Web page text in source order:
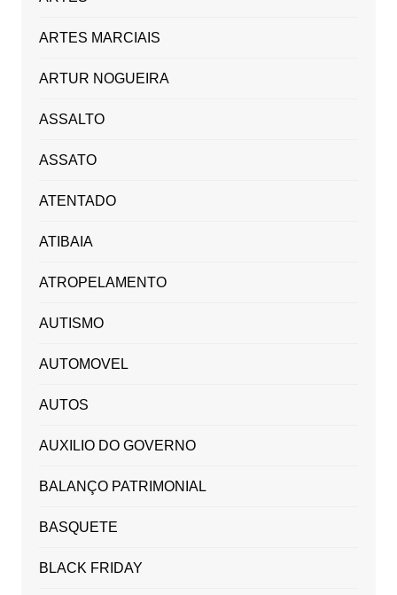
ARTES MARCIAIS
ARTUR NOGUEIRA
ASSALTO
ASSATO
ATENTADO
ATIBAIA
ATROPELAMENTO
AUTISMO
AUTOMOVEL
AUTOS
AUXILIO DO GOVERNO
BALANÇO PATRIMONIAL
BASQUETE
BLACK FRIDAY